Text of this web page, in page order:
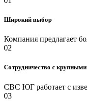
Широкий выбор
Компания предлагает
02
Сотрудничество с
СВС ЮГ работает с
03